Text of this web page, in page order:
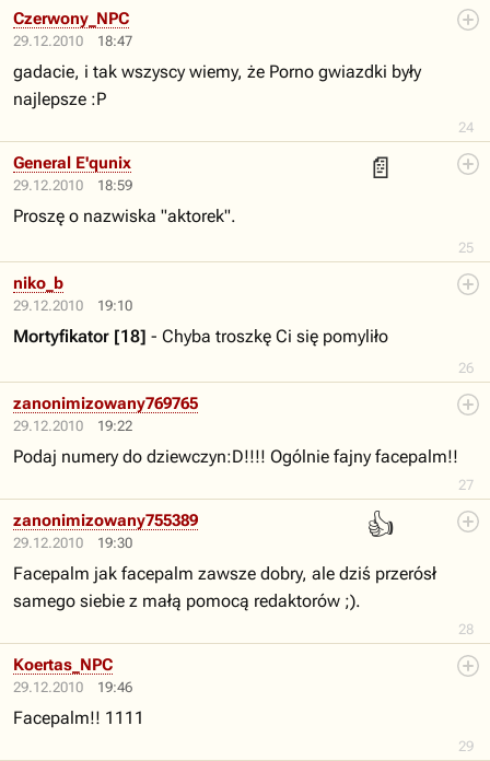
29.12.2010 18:47
24
Czerwony_NPC
gadacie, i tak wszyscy wiemy, że Porno gwiazdki były
najlepsze :P
29.12.2010 18:59
📄
25
General E'qunix
Proszę o nazwiska "aktorek".
29.12.2010 19:10
26
niko_b
Mortyfikator [18] - Chyba troszkę Ci się pomyliło
29.12.2010 19:22
27
zanonimizowany769765
Podaj numery do dziewczyn:D!!!! Ogólnie fajny facepalm!!
29.12.2010 19:30
👍
28
zanonimizowany755389
Facepalm jak facepalm zawsze dobry, ale dziś przerósł
samego siebie z małą pomocą redaktorów ;).
29.12.2010 19:46
29
Koertas_NPC
Facepalm!! 1111